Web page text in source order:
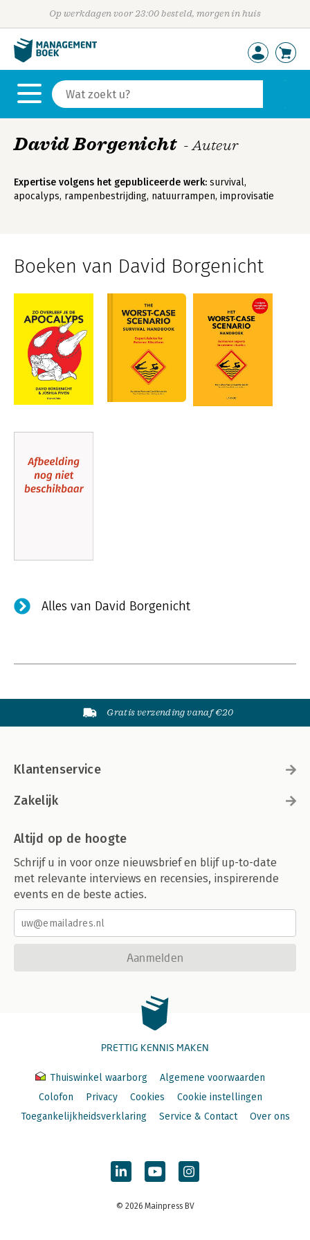
Op werkdagen voor 23:00 besteld, morgen in huis
David Borgenicht - Auteur
Expertise volgens het gepubliceerde werk: survival,
apocalyps, rampenbestrijding, natuurrampen, improvisatie
Boeken van David Borgenicht
Alles van David Borgenicht
Gratis verzending vanaf €20
Klantenservice
Zakelijk
Altijd op de hoogte
Schrijf u in voor onze nieuwsbrief en blijf up-to-date
met relevante interviews en recensies, inspirerende
events en de beste acties.
Aanmelden
PRETTIG KENNIS MAKEN
Thuiswinkel waarborg
Algemene voorwaarden
Colofon
Privacy Cookies
Cookie instellingen
Toegankelijkheidsverklaring
Service & Contact Over ons
© 2026 Mainpress BV